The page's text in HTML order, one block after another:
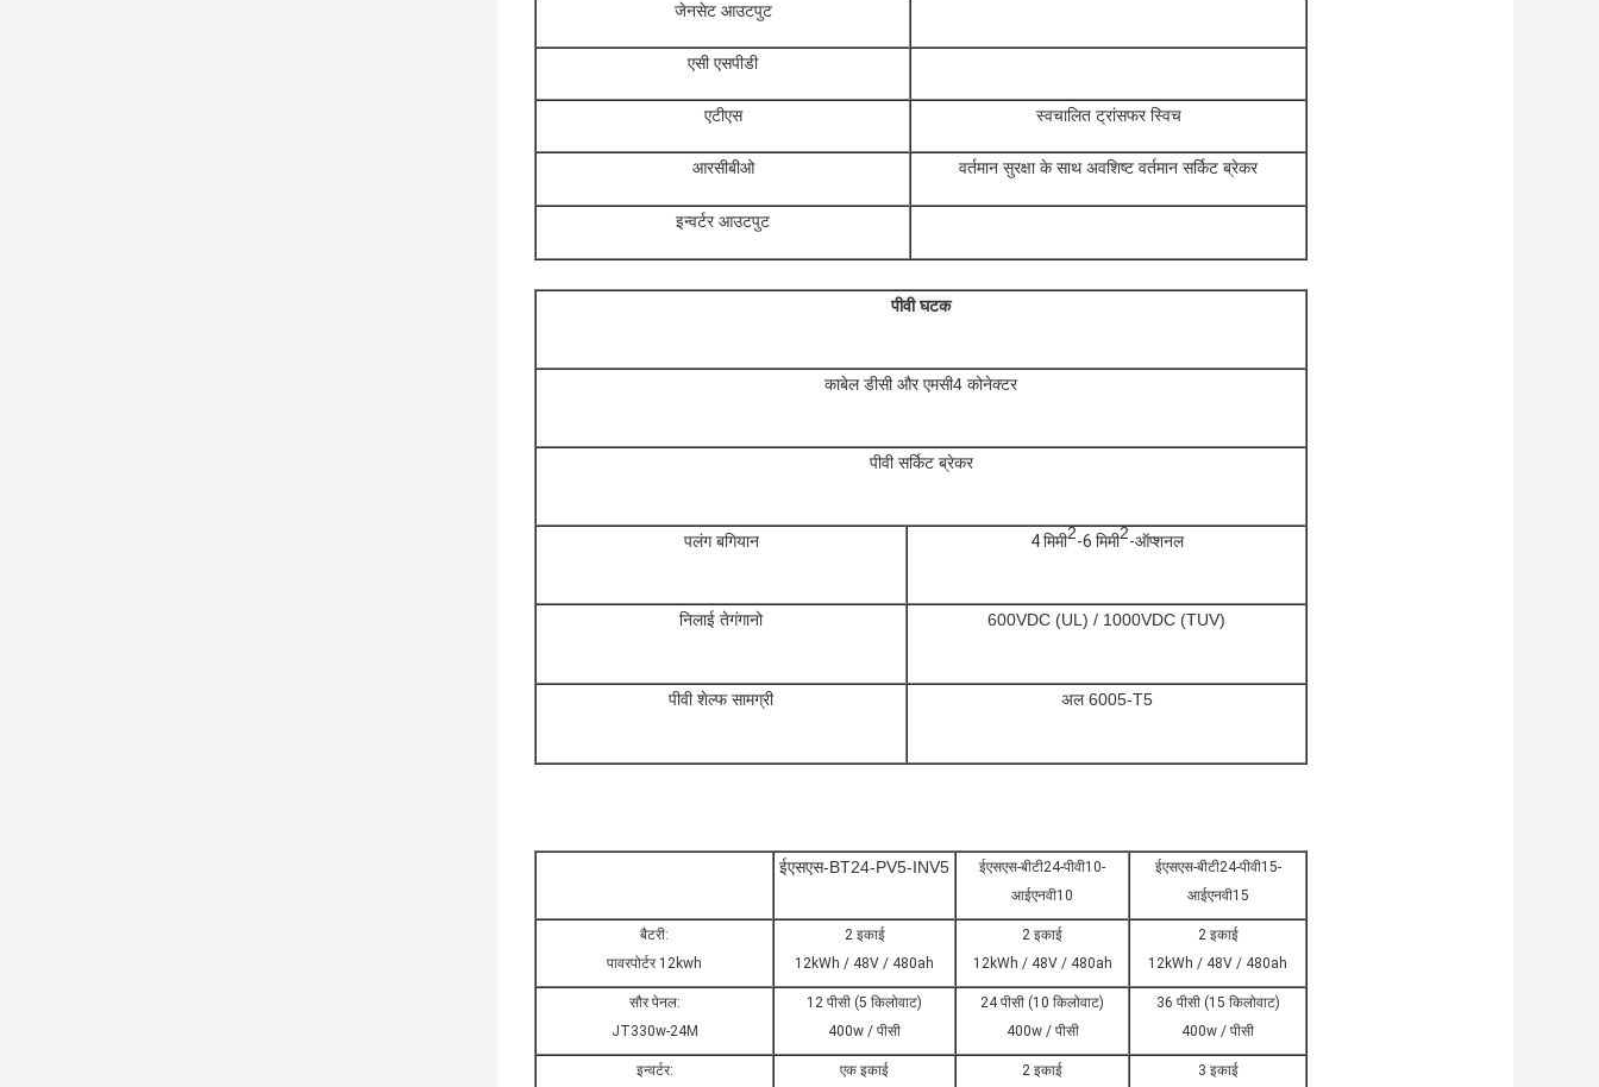
जेनसेट आउटपुट
एसी एसपीडी
एटीएस स्वचालित ट्रांसफर स्विच
आरसीबीओ वर्तमान सुरक्षा के साथ अवशिष्ट वर्तमान सर्किट ब्रेकर
इन्वर्टर आउटपुट
पीवी घटक
काबेल डीसी और एमसी4 कोनेक्टर
पीवी सर्किट ब्रेकर
पलंग बगियान 4 मिमी2-6 मिमी2-ऑप्शनल
निलाई तेगंगानो 600VDC (UL) / 1000VDC (TUV)
पीवी शेल्फ सामग्री अल 6005-T5
ईएसएस-BT24-PV5-INV5
ईएसएस-बीटी24-पीवी10-
आईएनवी10
ईएसएस-बीटी24-पीवी15-
आईएनवी15
बैटरी:
पावरपोर्टर 12kwh
2 इकाई
12kWh / 48V / 480ah
2 इकाई
12kWh / 48V / 480ah
2 इकाई
12kWh / 48V / 480ah
सौर पेनल:
JT330w-24M
12 पीसी (5 किलोवाट)
400w / पीसी
24 पीसी (10 किलोवाट)
400w / पीसी
36 पीसी (15 किलोवाट)
400w / पीसी
इन्वर्टर: एक इकाई 2 इकाई 3 इकाई